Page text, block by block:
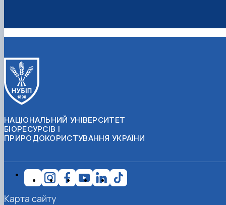
НАЦІОНАЛЬНИЙ УНІВЕРСИТЕТ
БІОРЕСУРСІВ І
ПРИРОДОКОРИСТУВАННЯ УКРАЇНИ
Карта сайту